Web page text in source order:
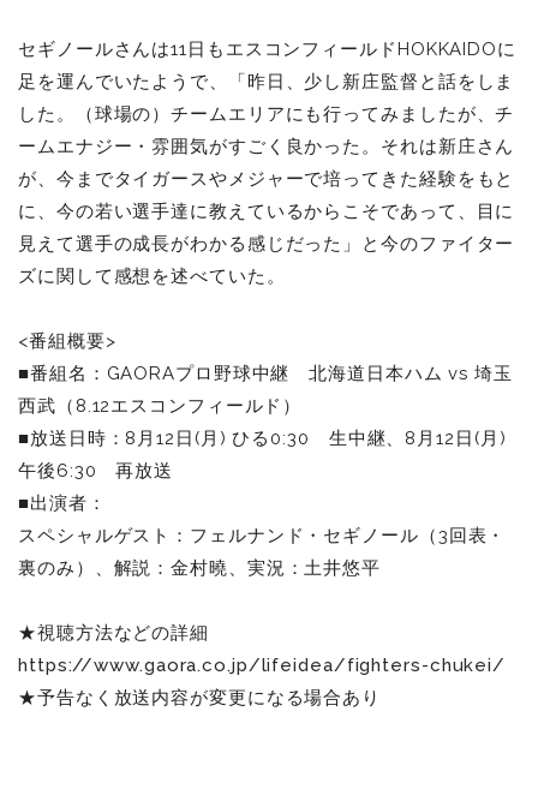
セギノールさんは11日もエスコンフィールドHOKKAIDOに
足を運んでいたようで、「昨日、少し新庄監督と話をしま
した。（球場の）チームエリアにも行ってみましたが、チ
ームエナジー・雰囲気がすごく良かった。それは新庄さん
が、今までタイガースやメジャーで培ってきた経験をもと
に、今の若い選手達に教えているからこそであって、目に
見えて選手の成長がわかる感じだった」と今のファイター
ズに関して感想を述べていた。
<番組概要>
■番組名：GAORAプロ野球中継 北海道日本ハム vs 埼玉
西武（8.12エスコンフィールド）
■放送日時：8月12日(月) ひる0:30 生中継、8月12日(月)
午後6:30 再放送
■出演者：
スペシャルゲスト：フェルナンド・セギノール（3回表・
裏のみ）、解説：金村曉、実況：土井悠平
★視聴方法などの詳細
https://www.gaora.co.jp/lifeidea/fighters-chukei/
★予告なく放送内容が変更になる場合あり